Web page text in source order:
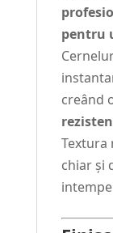
pentru
creând
Textura
chiar și